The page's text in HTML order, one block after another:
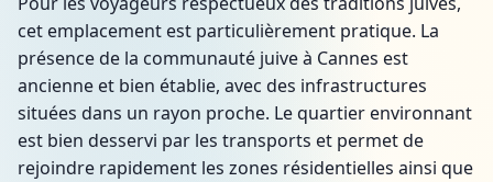
cet emplacement est particulièrement pratique. La
présence de la communauté juive à Cannes est
ancienne et bien établie, avec des infrastructures
situées dans un rayon proche. Le quartier environnant
est bien desservi par les transports et permet de
rejoindre rapidement les zones résidentielles ainsi que